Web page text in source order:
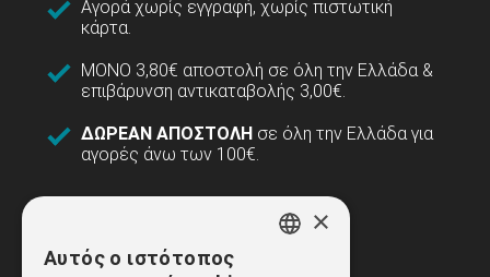
Αγορά χωρίς εγγραφή, χωρίς πιστωτική
κάρτα.
ΜΟΝΟ 3,80€ αποστολή σε όλη την Ελλάδα &
επιβάρυνση αντικαταβολής 3,00€.
ΔΩΡΕΑΝ ΑΠΟΣΤΟΛΗ σε όλη την Ελλάδα για
αγορές άνω των 100€.
×
Αυτός ο ιστότοπος